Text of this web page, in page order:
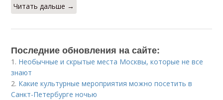
Читать дальше →
Последние обновления на сайте:
1. Необычные и скрытые места Москвы, которые не все
знают
2. Какие культурные мероприятия можно посетить в
Санкт-Петербурге ночью